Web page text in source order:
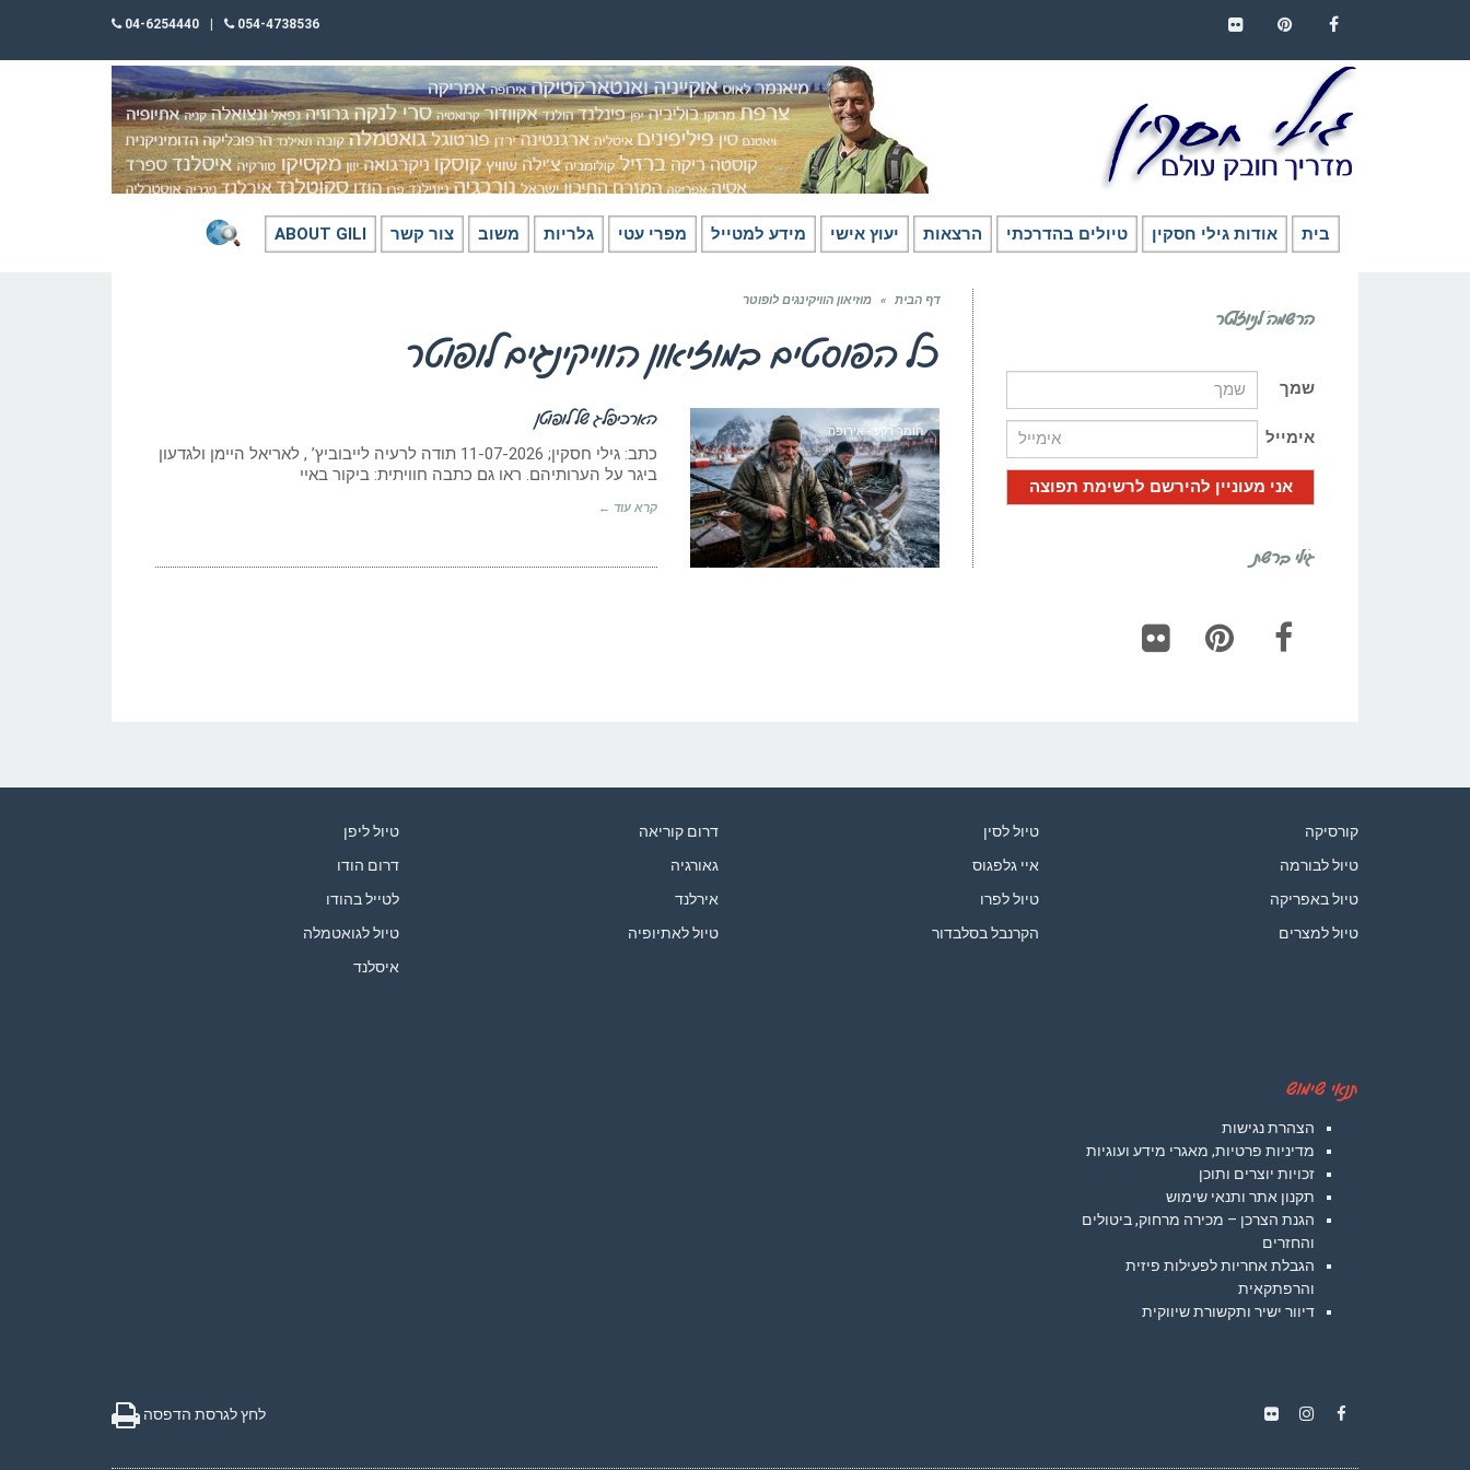
054-4738536
04-6254440
בית אודות גילי חסקין טיולים בהדרכתי הרצאות יעוץ אישי מידע למטייל מפרי עטי גלריות משוב צור קשר ABOUT GILI
דף הבית » מוזיאון הוויקינגים לופוטר
כל הפוסטים במוזיאון הוויקינגים לופוטר
חומר רקע - אירופה
הארכיפלג של לופוטן
כתב: גילי חסקין; 11-07-2026 תודה לרעיה לייבוביץ’ , לאריאל היימן ולגדעון
ביגר על הערותיהם. ראו גם כתבה חוויתית: ביקור באיי
קרא עוד ←
הרשמה לניוזלטר
שמך
אימייל
גילי ברשת
קורסיקה
טיול לבורמה
טיול באפריקה
טיול למצרים
טיול לסין
איי גלפגוס
טיול לפרו
הקרנבל בסלבדור
דרום קוריאה
גאורגיה
אירלנד
טיול לאתיופיה
טיול ליפן
דרום הודו
לטייל בהודו
טיול לגואטמלה
איסלנד
תנאי שימוש
הצהרת נגישות
מדיניות פרטיות, מאגרי מידע ועוגיות
זכויות יוצרים ותוכן
תקנון אתר ותנאי שימוש
הגנת הצרכן – מכירה מרחוק, ביטולים
והחזרים
הגבלת אחריות לפעילות פיזית
והרפתקאית
דיוור ישיר ותקשורת שיווקית
לחץ לגרסת הדפסה